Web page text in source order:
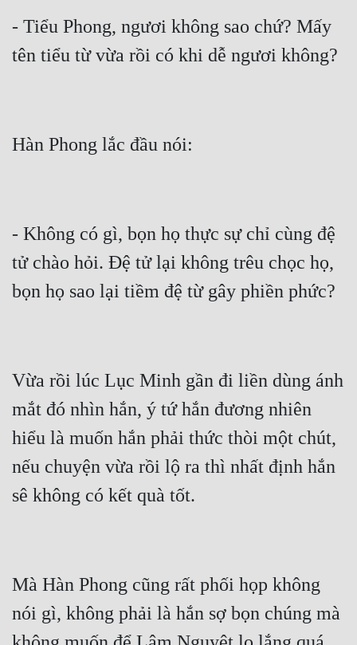
- Tiểu Phong, ngươi không sao chứ? Mấy
tên tiểu từ vừa rồi có khi dễ ngươi không?
Hàn Phong lắc đầu nói:
- Không có gì, bọn họ thực sự chỉ cùng đệ
tử chào hỏi. Đệ tử lại không trêu chọc họ,
bọn họ sao lại tiềm đệ từ gây phiền phức?
Vừa rồi lúc Lục Minh gần đi liền dùng ánh
mắt đó nhìn hắn, ý tứ hắn đương nhiên
hiểu là muốn hắn phải thức thòi một chút,
nếu chuyện vừa rồi lộ ra thì nhất định hắn
sê không có kết quà tốt.
Mà Hàn Phong cũng rất phối họp không
nói gì, không phải là hắn sợ bọn chúng mà